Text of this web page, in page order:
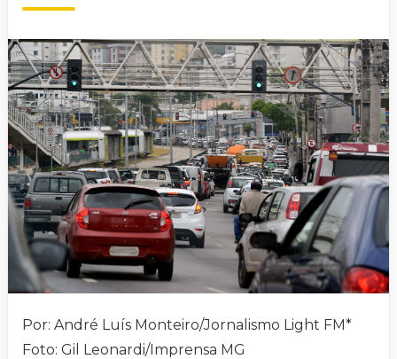
Por: André Luís Monteiro/Jornalismo Light FM*
Foto: Gil Leonardi/Imprensa MG